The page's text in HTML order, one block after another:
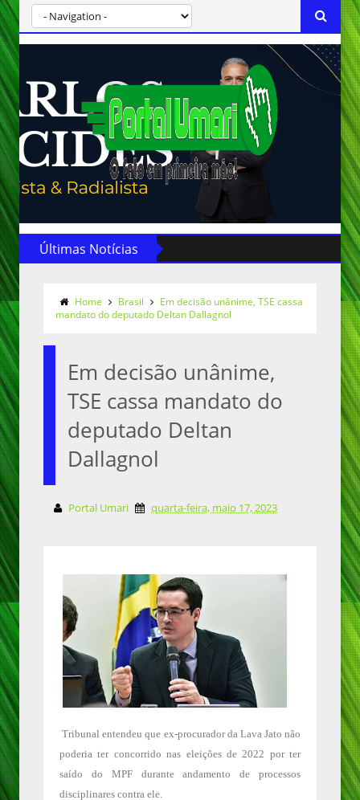
Últimas Notícias
Home Brasil
Em decisão unânime, TSE cassa
mandato do deputado Deltan Dallagnol
Em decisão unânime,
TSE cassa mandato do
deputado Deltan
Dallagnol
Portal Umari quarta-feira, maio 17, 2023
Tribunal entendeu que ex-procurador da Lava Jato não
poderia ter concorrido nas eleições de 2022 por ter
saído do MPF durante andamento de processos
disciplinares contra ele.